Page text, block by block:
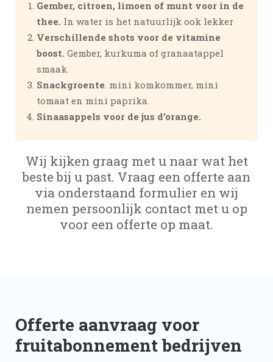
Gember, citroen, limoen of munt voor in de
thee. In water is het natuurlijk ook lekker
Verschillende shots voor de vitamine
boost. Gember, kurkuma of granaatappel
smaak.
Snackgroente. mini komkommer, mini
tomaat en mini paprika.
Sinaasappels voor de jus d’orange.
Wij kijken graag met u naar wat het
beste bij u past. Vraag een offerte aan
via onderstaand formulier en wij
nemen persoonlijk contact met u op
voor een offerte op maat.
Offerte aanvraag voor
fruitabonnement bedrijven